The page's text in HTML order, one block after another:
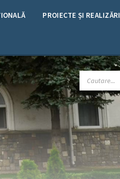
PROIECTE ȘI REALIZĂRI
CAUTARE: